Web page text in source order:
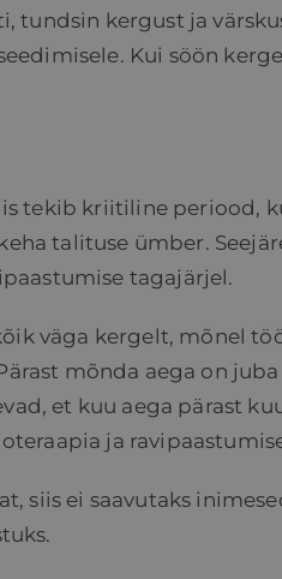
tundsin kergust ja
Kui söön
tekib kriitiline periood,
talituse ümber.
tagajärjel.
väga kergelt, mõnel
mõnda aega on
et kuu aega pärast
ja
siis ei saavutaks